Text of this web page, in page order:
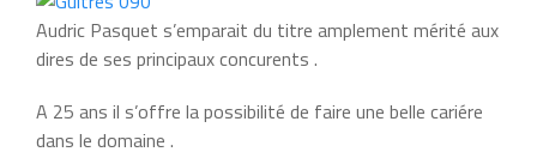
Audric Pasquet s’emparait du titre amplement mérité aux
dires de ses principaux concurents .
A 25 ans il s’offre la possibilité de faire une belle cariére
dans le domaine .